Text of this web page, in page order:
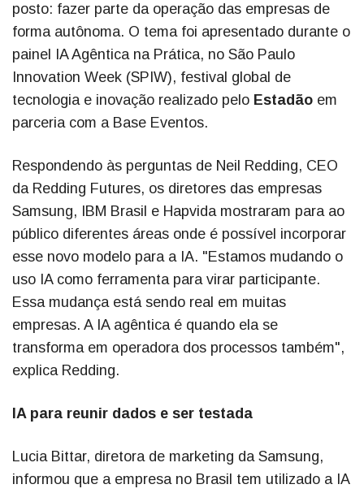
posto: fazer parte da operação das empresas de
forma autônoma. O tema foi apresentado durante o
painel IA Agêntica na Prática, no São Paulo
Innovation Week (SPIW), festival global de
tecnologia e inovação realizado pelo Estadão em
parceria com a Base Eventos.
Respondendo às perguntas de Neil Redding, CEO
da Redding Futures, os diretores das empresas
Samsung, IBM Brasil e Hapvida mostraram para ao
público diferentes áreas onde é possível incorporar
esse novo modelo para a IA. "Estamos mudando o
uso IA como ferramenta para virar participante.
Essa mudança está sendo real em muitas
empresas. A IA agêntica é quando ela se
transforma em operadora dos processos também",
explica Redding.
IA para reunir dados e ser testada
Lucia Bittar, diretora de marketing da Samsung,
informou que a empresa no Brasil tem utilizado a IA